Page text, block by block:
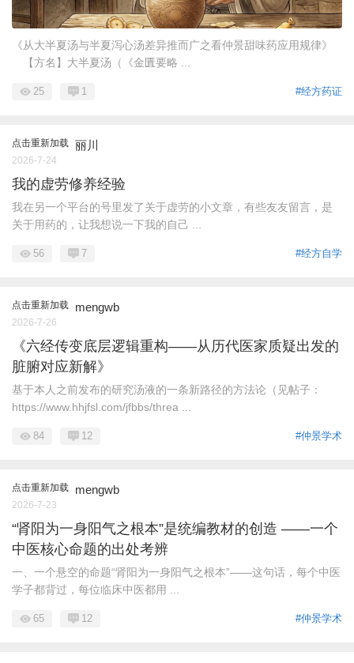
《从大半夏汤与半夏泻心汤差异推而广之看仲景甜味药应用规律》
【方名】大半夏汤（《金匱要略 ...
#经方药证
25 1
点击重新加载 丽川
2026-7-24
我的虚劳修养经验
我在另一个平台的号里发了关于虚劳的小文章，有些友友留言，是
关于用药的，让我想说一下我的自己 ...
#经方自学
56 7
点击重新加载 mengwb
2026-7-26
《六经传变底层逻辑重构——从历代医家质疑出发的
脏腑对应新解》
基于本人之前发布的研究汤液的一条新路径的方法论（见帖子：
https://www.hhjfsl.com/jfbbs/threa ...
#仲景学术
84 12
点击重新加载 mengwb
2026-7-23
“肾阳为一身阳气之根本”是统编教材的创造 ——一个
中医核心命题的出处考辨
一、一个悬空的命题“肾阳为一身阳气之根本”——这句话，每个中医
学子都背过，每位临床中医都用 ...
#仲景学术
65 12